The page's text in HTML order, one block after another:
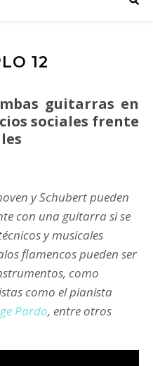
12
sociales frente
y Schubert pueden
con una guitarra si se
y musicales
flamencos pueden ser
como
como el pianista
Pardo, entre otros